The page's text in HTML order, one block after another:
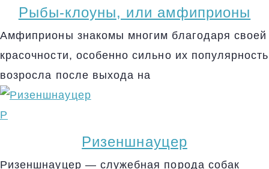
Рыбы-клоуны, или амфиприоны
Амфиприоны знакомы многим благодаря своей
красочности, особенно сильно их популярность
возросла после выхода на
Р
Ризеншнауцер
Ризеншнауцер — служебная порода собак